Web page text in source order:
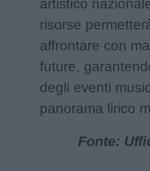
artistico
risorse
affrontare con
future,
degli eventi
panorama lirico
Fonte: